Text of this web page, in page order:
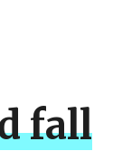
fall